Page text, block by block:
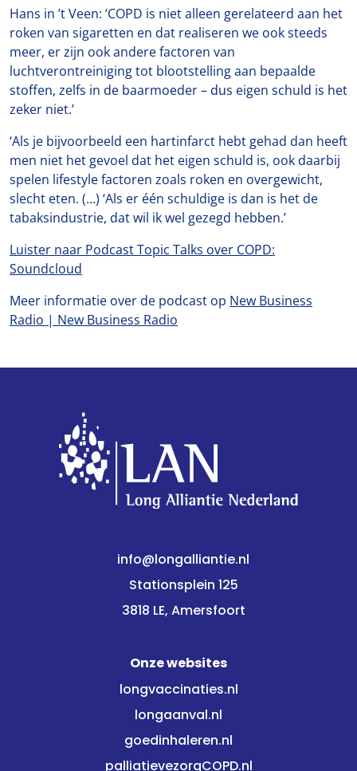
Hans in ’t Veen: ‘COPD is niet alleen gerelateerd aan het
roken van sigaretten en dat realiseren we ook steeds
meer, er zijn ook andere factoren van
luchtverontreiniging tot blootstelling aan bepaalde
stoffen, zelfs in de baarmoeder – dus eigen schuld is het
zeker niet.’
‘Als je bijvoorbeeld een hartinfarct hebt gehad dan heeft
men niet het gevoel dat het eigen schuld is, ook daarbij
spelen lifestyle factoren zoals roken en overgewicht,
slecht eten. (…) ‘Als er één schuldige is dan is het de
tabaksindustrie, dat wil ik wel gezegd hebben.’
Luister naar Podcast Topic Talks over COPD:
Soundcloud
Meer informatie over de podcast op New Business
Radio | New Business Radio
info@longalliantie.nl
Stationsplein 125
3818 LE, Amersfoort
Onze websites
longvaccinaties.nl
longaanval.nl
goedinhaleren.nl
palliatievezorgCOPD.nl